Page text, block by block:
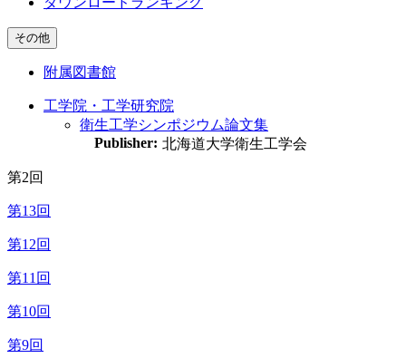
その他
附属図書館
工学院・工学研究院
衛生工学シンポジウム論文集
Publisher: 北海道大学衛生工学会
第2回
第13回
第12回
第11回
第10回
第9回